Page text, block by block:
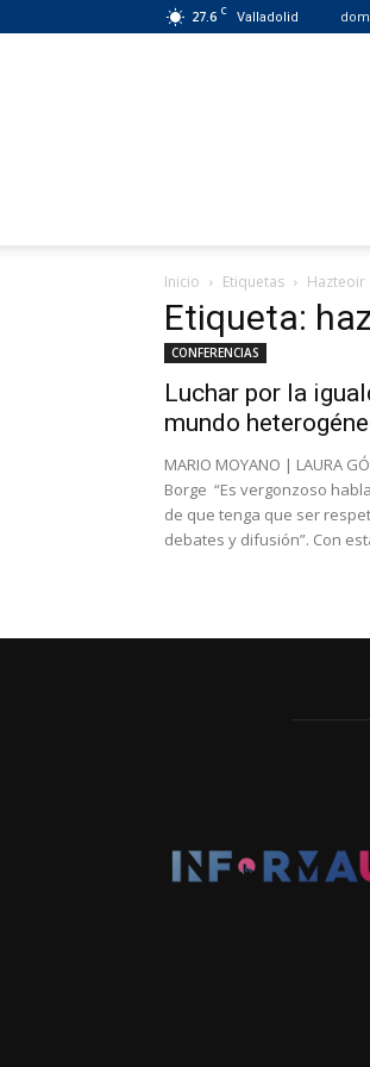
27.6 C Valladolid
Inicio Etiquetas Hazteoir
Etiqueta:
CONFERENCIAS
Luchar por la
mundo
MARIO MOYANO | LAURA
Borge “Es vergonzoso
de que tenga que ser
debates y difusión”. Con